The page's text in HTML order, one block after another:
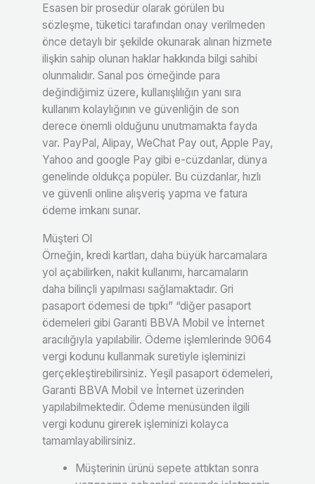
Esasen bir prosedür olarak görülen bu
sözleşme, tüketici tarafından onay verilmeden
önce detaylı bir şekilde okunarak alınan hizmete
ilişkin sahip olunan haklar hakkında bilgi sahibi
olunmalıdır. Sanal pos örneğinde para
değindiğimiz üzere, kullanışlılığın yanı sıra
kullanım kolaylığının ve güvenliğin de son
derece önemli olduğunu unutmamakta fayda
var. PayPal, Alipay, WeChat Pay out, Apple Pay,
Yahoo and google Pay gibi e-cüzdanlar, dünya
genelinde oldukça popüler. Bu cüzdanlar, hızlı
ve güvenli online alışveriş yapma ve fatura
ödeme imkanı sunar.
Müşteri Ol
Örneğin, kredi kartları, daha büyük harcamalara
yol açabilirken, nakit kullanımı, harcamaların
daha bilinçli yapılması sağlamaktadır. Gri
pasaport ödemesi de tıpkı” “diğer pasaport
ödemeleri gibi Garanti BBVA Mobil ve İnternet
aracılığıyla yapılabilir. Ödeme işlemlerinde 9064
vergi kodunu kullanmak suretiyle işleminizi
gerçekleştirebilirsiniz. Yeşil pasaport ödemeleri,
Garanti BBVA Mobil ve İnternet üzerinden
yapılabilmektedir. Ödeme menüsünden ilgili
vergi kodunu girerek işleminizi kolayca
tamamlayabilirsiniz.
Müşterinin ürünü sepete attıktan sonra